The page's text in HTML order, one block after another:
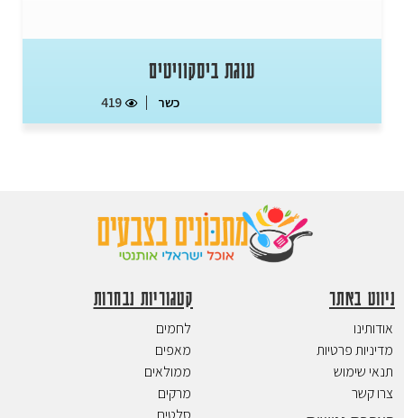
עוגת ביסקוויטים
כשר 419
ניווט באתר
אודותינו
מדיניות פרטיות
תנאי שימוש
צרו קשר
קטגוריות נבחרות
לחמים
מאפים
ממולאים
מרקים